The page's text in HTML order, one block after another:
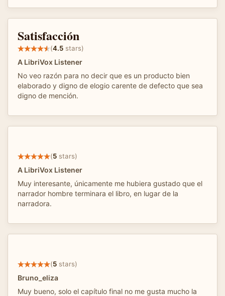
Satisfacción
(4.5 stars)
A LibriVox Listener
No veo razón para no decir que es un producto bien
elaborado y digno de elogio carente de defecto que sea
digno de mención.
(5 stars)
A LibriVox Listener
Muy interesante, únicamente me hubiera gustado que el
narrador hombre terminara el libro, en lugar de la
narradora.
(5 stars)
Bruno_eliza
Muy bueno, solo el capítulo final no me gusta mucho la